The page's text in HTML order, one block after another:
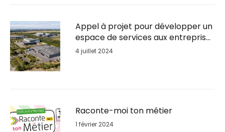
Appel à projet pour développer un
espace de services aux entreprises
sur le Parc d’activités du Plateau
4 juillet 2024
Raconte-moi ton métier
1 février 2024